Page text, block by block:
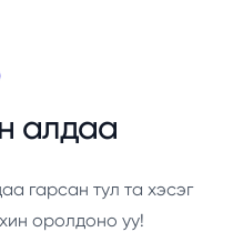
алдаа
гарсан тул та хэсэг
оролдоно уу!